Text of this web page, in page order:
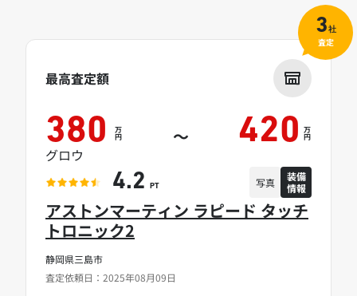
静岡県三島市
査定依頼日：2025年08月09日
アストンマーティン ラピード タッチ
トロニック2
最高査定額
380 万
円 ～ 420 万
円
グロウ
4.2 PT 写真
装備
情報
3社
査定